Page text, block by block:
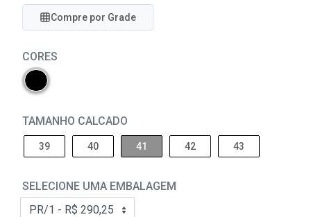
Compre por Grade
CORES
TAMANHO CALCADO
39 40 41 42 43
SELECIONE UMA EMBALAGEM